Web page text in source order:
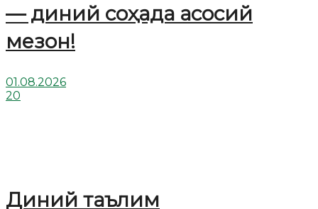
— диний соҳада асосий
мезон!
01.08.2026
20
Диний таълим